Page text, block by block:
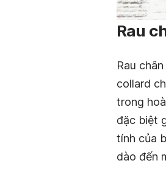
Rau
Rau
collard
trong
đặc biệt
tính của
dào đến